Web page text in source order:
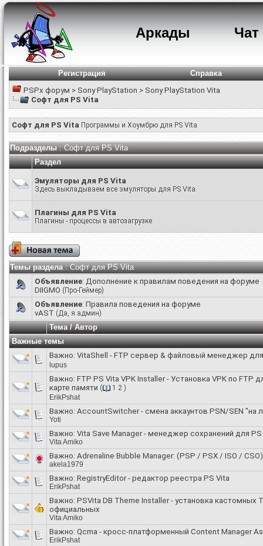
Аркады Чат
Регистрация
Справка
PSPx форум > Sony PlayStation > Sony PlayStation Vita
Софт для PS Vita
Софт для PS Vita Программы и Хоумбрю для PS Vita
Подразделы: Софт для PS Vita
Раздел
Эмуляторы для PS Vita
Здесь выкладываем все эмуляторы для PS Vita
Плагины для PS Vita
Плагины - процессы в автозагрузке
Темы раздела: Софт для PS Vita
Объявление: Дополнение к правилам поведения на форуме
DIIGMO (Про-Геймер)
Объявление: Правила поведения на форуме
vAST (Да, я админ)
Тема/Автор
Важные темы
Важно: VitaShell - FTP сервер & файловый менеджер
lupus
Важно: FTP PS Vita VPK Installer - Установка VPK по FTP
карте памяти ( 1 2 )
ErikPshat
Важно: AccountSwitcher - смена аккаунтов PSN/SEN "на
Yoti
Важно: Vita Save Manager - менеджер сохранений для PS
Vita Amiko
Важно: Adrenaline Bubble Manager: (PSP / PSX / ISO /
akela1979
Важно: RegistryEditor - редактор реестра PS Vita
ErikPshat
Важно: PSVita DB Theme Installer - установка кастомных
официальных
Vita Amiko
Важно: Qcma - кросс-платформенный Content Manager
ErikPshat